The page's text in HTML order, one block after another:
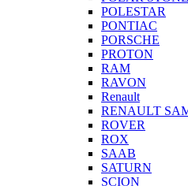
POLESTAR
PONTIAC
PORSCHE
PROTON
RAM
RAVON
Renault
RENAULT
ROVER
ROX
SAAB
SATURN
SCION